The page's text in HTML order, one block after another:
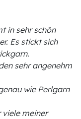
in sehr schön
Es stickt sich
sehr angenehm
wie Perlgarn
viele meiner